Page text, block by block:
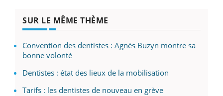
SUR LE MÊME THÈME
Convention des dentistes : Agnès Buzyn montre sa
bonne volonté
Dentistes : état des lieux de la mobilisation
Tarifs : les dentistes de nouveau en grève